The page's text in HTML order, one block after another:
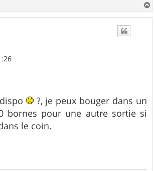
a
u
?, je peux bouger dans un
bornes pour une autre sortie si
le coin.